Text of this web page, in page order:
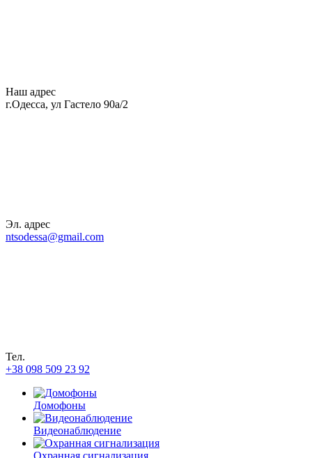
Наш адрес
г.Одесса, ул Гастело 90а/2
Эл. адрес
ntsodessa@gmail.com
Тел.
+38 098 509 23 92
Домофоны
Видеонаблюдение
Охранная сигнализация